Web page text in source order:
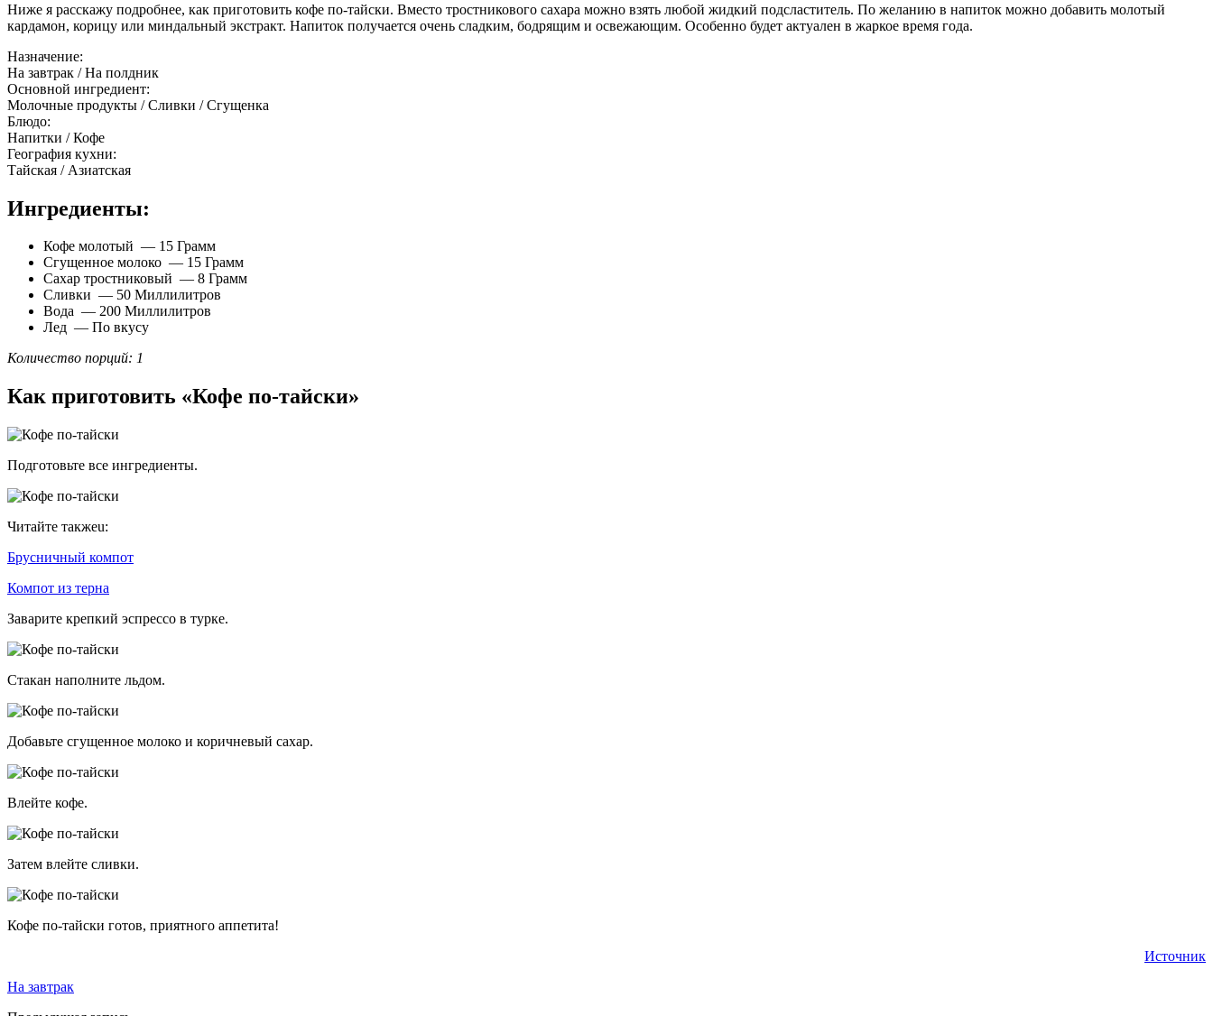
Ниже я расскажу подробнее, как приготовить кофе по-тайски. Вместо тростникового сахара можно взять любой жидкий подсластитель. По желанию в напиток можно добавить молотый
кардамон, корицу или миндальный экстракт. Напиток получается очень сладким, бодрящим и освежающим. Особенно будет актуален в жаркое время года.
Назначение:
На завтрак / На полдник
Основной ингредиент:
Молочные продукты / Сливки / Сгущенка
Блюдо:
Напитки / Кофе
География кухни:
Тайская / Азиатская
Ингредиенты:
Кофе молотый — 15 Грамм
Сгущенное молоко — 15 Грамм
Сахар тростниковый — 8 Грамм
Сливки — 50 Миллилитров
Вода — 200 Миллилитров
Лед — По вкусу
Количество порций: 1
Как приготовить «Кофе по-тайски»
Подготовьте все ингредиенты.
Читайте такжеu:
Брусничный компот
Компот из терна
Заварите крепкий эспрессо в турке.
Стакан наполните льдом.
Добавьте сгущенное молоко и коричневый сахар.
Влейте кофе.
Затем влейте сливки.
Кофе по-тайски готов, приятного аппетита!
Источник
На завтрак